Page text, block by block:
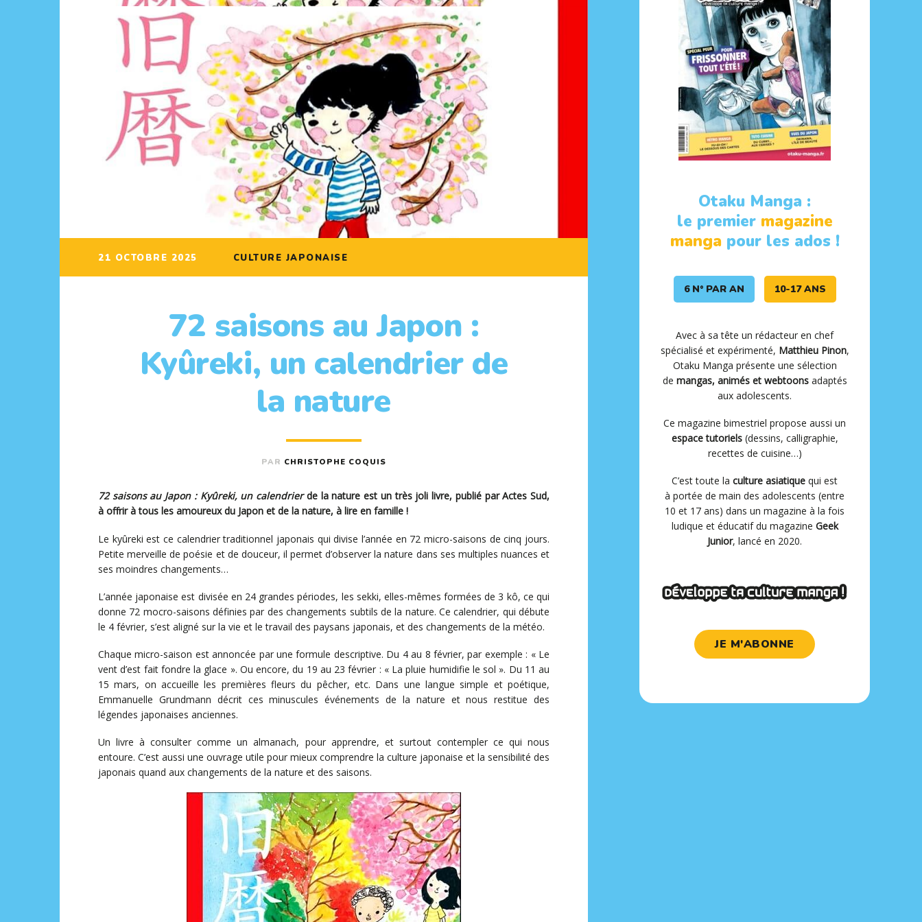
21 OCTOBRE 2025 CULTURE JAPONAISE
72 saisons au Japon :
Kyûreki, un calendrier de
la nature
PAR CHRISTOPHE COQUIS
72 saisons au Japon : Kyûreki, un calendrierde la nature est un très joli livre, publié par Actes Sud,
à offrir à tous les amoureux du Japon et de la nature, à lire en famille !
Le kyûreki est ce calendrier traditionnel japonais qui divise l’année en 72 micro-saisons de cinq jours.
Petite merveille de poésie et de douceur, il permet d’observer la nature dans ses multiples nuances et
ses moindres changements…
L’année japonaise est divisée en 24 grandes périodes, les sekki, elles-mêmes formées de 3 kô, ce qui
donne 72 mocro-saisons définies par des changements subtils de la nature. Ce calendrier, qui débute
le 4 février, s’est aligné sur la vie et le travail des paysans japonais, et des changements de la météo.
Chaque micro-saison est annoncée par une formule descriptive. Du 4 au 8 février, par exemple : « Le
vent d’est fait fondre la glace ». Ou encore, du 19 au 23 février : « La pluie humidifie le sol ». Du 11 au
15 mars, on accueille les premières fleurs du pêcher, etc. Dans une langue simple et poétique,
Emmanuelle Grundmann décrit ces minuscules événements de la nature et nous restitue des
légendes japonaises anciennes.
Un livre à consulter comme un almanach, pour apprendre, et surtout contempler ce qui nous
entoure. C’est aussi une ouvrage utile pour mieux comprendre la culture japonaise et la sensibilité des
japonais quand aux changements de la nature et des saisons.
Otaku Manga :
le premier magazine
mangapour les ados !
6 N° PAR AN 10-17 ANS
Avec à sa tête un rédacteur en chef
spécialisé et expérimenté, Matthieu Pinon,
Otaku Manga présente une sélection
de mangas, animés et webtoonsadaptés
aux adolescents.
Ce magazine bimestriel propose aussi un
espace tutoriels(dessins, calligraphie,
recettes de cuisine…)
C’est toute la culture asiatique qui est
à portée de main des adolescents (entre
10 et 17 ans) dans un magazine à la fois
ludique et éducatif du magazine Geek
Junior, lancé en 2020.
JE M'ABONNE